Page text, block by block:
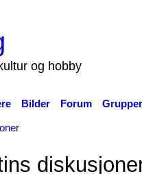
og hobby
Bilder Forum Grupper